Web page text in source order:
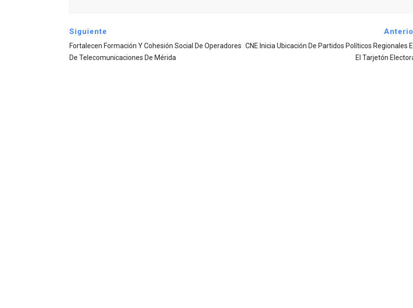
Siguiente
Fortalecen Formación Y Cohesión Social De Operadores
De Telecomunicaciones De Mérida
CNE Inicia Ubicación De Partidos Políticos Regionales
El Tarjetón